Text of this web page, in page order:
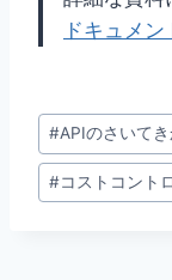
ドキュメ
投
稿
タ
#APIのさいて
#コストコント